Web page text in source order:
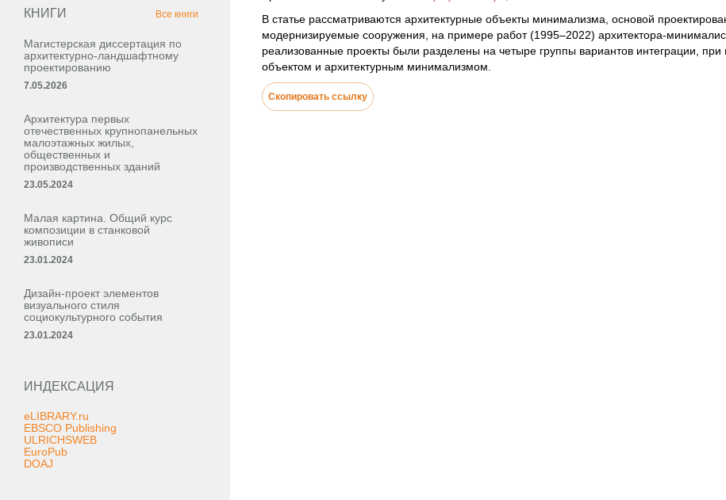
КНИГИ Все книги
Магистерская диссертация по
архитектурно-ландшафтному
проектированию
7.05.2026
Архитектура первых
отечественных крупнопанельных
малоэтажных жилых,
общественных и
производственных зданий
23.05.2024
Малая картина. Общий курс
композиции в станковой
живописи
23.01.2024
Дизайн-проект элементов
визуального стиля
социокультурного события
23.01.2024
ИНДЕКСАЦИЯ
eLIBRARY.ru
EBSCO Publishing
ULRICHSWEB
EuroPub
DOAJ
В статье рассматриваются архитектурные объекты минимализма, основой
модернизируемые сооружения, на примере работ (1995–2022) архитектора-
реализованные проекты были разделены на четыре группы вариантов интеграции,
объектом и архитектурным минимализмом.
Скопировать ссылку